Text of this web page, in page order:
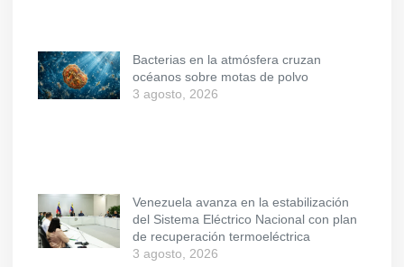
Bacterias en la atmósfera cruzan
océanos sobre motas de polvo
3 agosto, 2026
Venezuela avanza en la estabilización
del Sistema Eléctrico Nacional con plan
de recuperación termoeléctrica
3 agosto, 2026